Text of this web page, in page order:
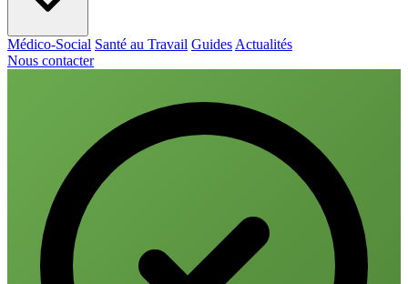
Médico-Social Santé au Travail Guides Actualités
Nous contacter